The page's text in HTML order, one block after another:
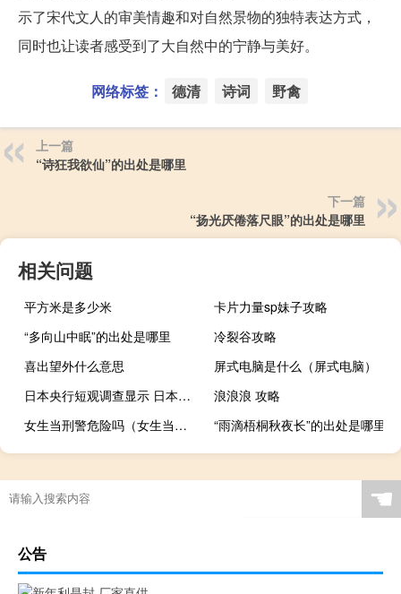
示了宋代文人的审美情趣和对自然景物的独特表达方式，
同时也让读者感受到了大自然中的宁静与美好。
网络标签： 德清 诗词 野禽
上一篇
“诗狂我欲仙”的出处是哪里
下一篇
“扬光厌倦落尺眼”的出处是哪里
相关问题
平方米是多少米
卡片力量sp妹子攻略
“多向山中眠”的出处是哪里
冷裂谷攻略
喜出望外什么意思
屏式电脑是什么（屏式电脑）
日本央行短观调查显示 日本大型制造商预计2023/24财年美元兑日元平均汇率为133.91
浪浪浪 攻略
女生当刑警危险吗（女生当刑警的条件）
“雨滴梧桐秋夜长”的出处是哪里
☚
公告